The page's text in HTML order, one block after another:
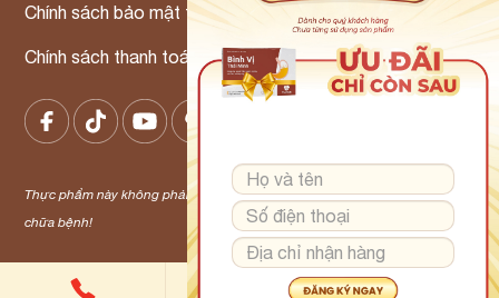
Chính sách bảo mật thông tin
Chính sách thanh toán – Chính sách xử lý khiếu nại
Thực phẩm này không phải là thuốc và không có tác dụng thay thế thuốc
chữa bệnh!